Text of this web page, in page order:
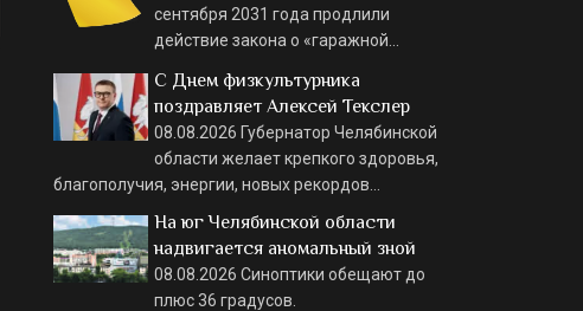
сентября 2031 года продлили
действие закона о «гаражной…
С Днем физкультурника
поздравляет Алексей Текслер
08.08.2026 Губернатор Челябинской
области желает крепкого здоровья,
благополучия, энергии, новых рекордов…
На юг Челябинской области
надвигается аномальный зной
08.08.2026 Синоптики обещают до
плюс 36 градусов.